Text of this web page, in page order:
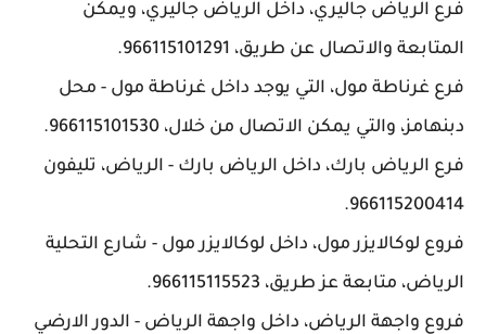
فرع الرياض جاليري، داخل الرياض جاليري، ويمكن
المتابعة والاتصال عن طريق، 966115101291.
فرع غرناطة مول، التي يوجد داخل غرناطة مول - محل
دبنهامز، والتي يمكن الاتصال من خلال، 966115101530.
فرع الرياض بارك، داخل الرياض بارك - الرياض، تليفون
966115200414.
فروع لوكالايزر مول، داخل لوكالايزر مول - شارع التحلية
الرياض، متابعة عز طريق، 966115115523.
فروع واجهة الرياض، داخل واجهة الرياض - الدور الارضي